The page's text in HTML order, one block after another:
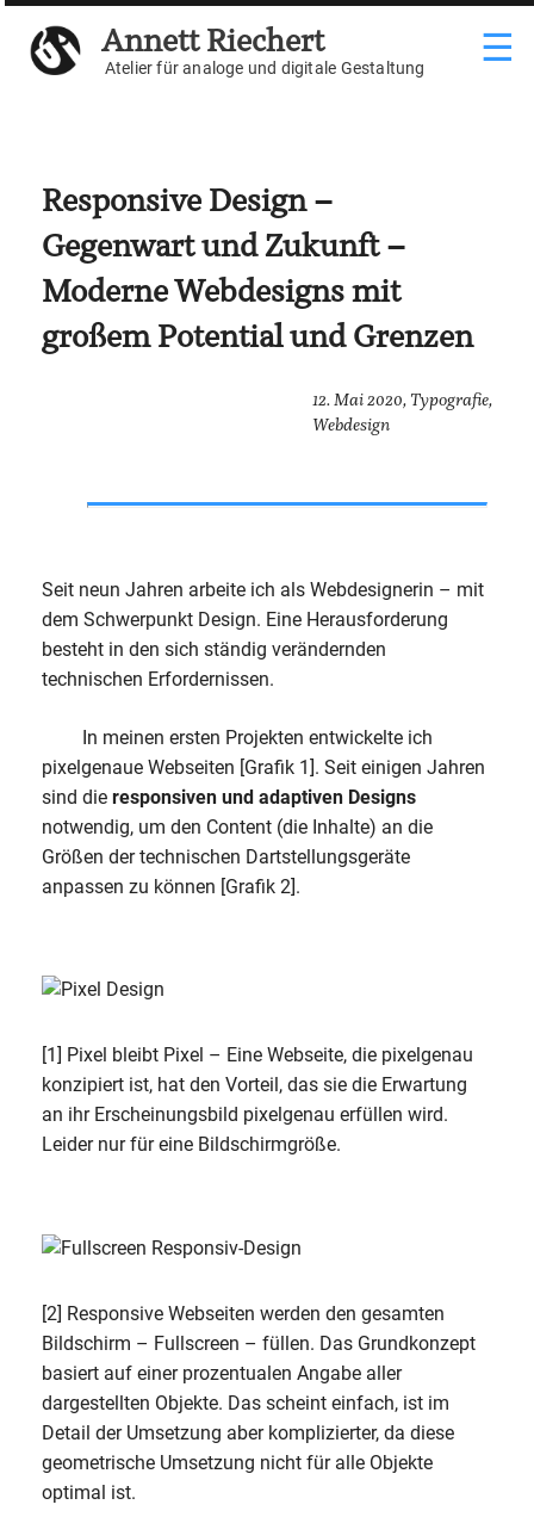
Weiter
zum
Inhalt
Annett Riechert
Atelier für analoge und digitale Gestaltung ☰
Responsive Design –
Gegenwart und Zukunft –
Moderne Webdesigns mit
großem Potential und Grenzen
12. Mai 2020, Typografie,
Webdesign
Seit neun Jahren arbeite ich als Webdesignerin – mit
dem Schwerpunkt Design. Eine Herausforderung
besteht in den sich ständig verändernden
technischen Erfordernissen.
In meinen ersten Projekten entwickelte ich
pixelgenaue Webseiten [Grafik 1]. Seit einigen Jahren
sind dieresponsiven und adaptiven Designs
notwendig, um den Content (die Inhalte) an die
Größen der technischen Dartstellungsgeräte
anpassen zu können [Grafik 2].
[1] Pixel bleibt Pixel – Eine Webseite, die pixelgenau
konzipiert ist, hat den Vorteil, das sie die Erwartung
an ihr Erscheinungsbild pixelgenau erfüllen wird.
Leider nur für eine Bildschirmgröße.
[2] Responsive Webseiten werden den gesamten
Bildschirm – Fullscreen – füllen. Das Grundkonzept
basiert auf einer prozentualen Angabe aller
dargestellten Objekte. Das scheint einfach, ist im
Detail der Umsetzung aber komplizierter, da diese
geometrische Umsetzung nicht für alle Objekte
optimal ist.